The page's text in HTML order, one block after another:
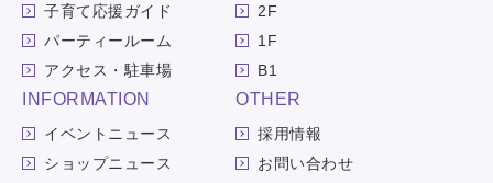
子育て応援ガイド
パーティールーム
アクセス・駐車場
2F
1F
B1
INFORMATION
イベントニュース
ショップニュース
OTHER
採用情報
お問い合わせ